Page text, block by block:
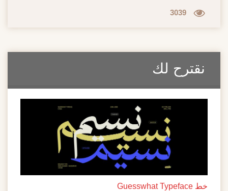
3039
نقترح لك
خط Guesswhat Typeface